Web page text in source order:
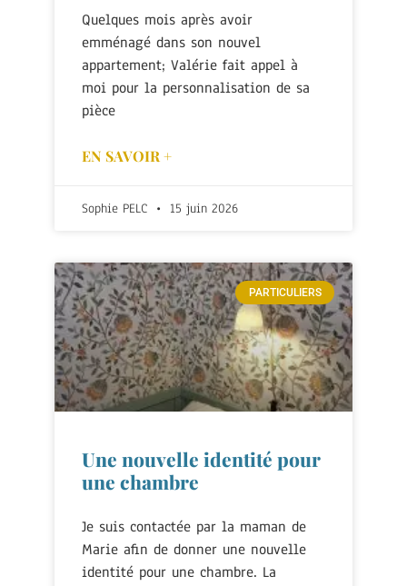
Quelques mois après avoir
emménagé dans son nouvel
appartement; Valérie fait appel à
moi pour la personnalisation de sa
pièce
EN SAVOIR +
Sophie PELC 15 juin 2026
PARTICULIERS
Une nouvelle identité pour
une chambre
Je suis contactée par la maman de
Marie afin de donner une nouvelle
identité pour une chambre. La